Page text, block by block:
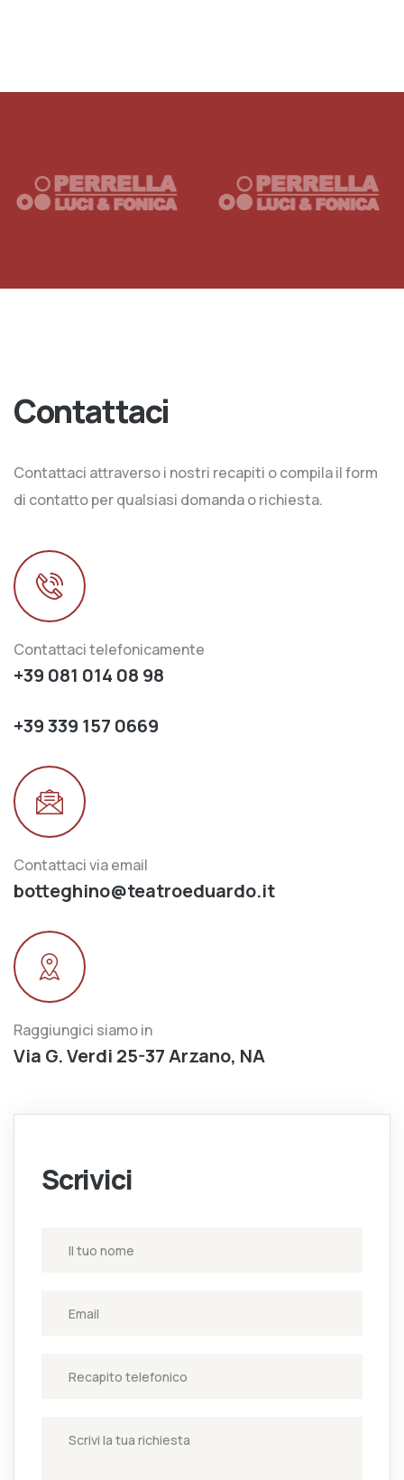
Contattaci
Contattaci attraverso i nostri recapiti o compila il form
di contatto per qualsiasi domanda o richiesta.
Contattaci telefonicamente
+39 081 014 08 98
+39 339 157 0669
Contattaci via email
botteghino@teatroeduardo.it
Raggiungici siamo in
Via G. Verdi 25-37 Arzano, NA
Scrivici